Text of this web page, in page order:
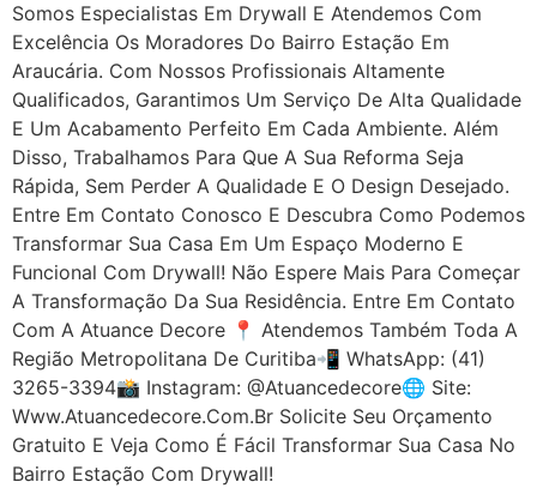
Somos Especialistas Em Drywall E Atendemos Com
Excelência Os Moradores Do Bairro Estação Em
Araucária. Com Nossos Profissionais Altamente
Qualificados, Garantimos Um Serviço De Alta Qualidade
E Um Acabamento Perfeito Em Cada Ambiente. Além
Disso, Trabalhamos Para Que A Sua Reforma Seja
Rápida, Sem Perder A Qualidade E O Design Desejado.
Entre Em Contato Conosco E Descubra Como Podemos
Transformar Sua Casa Em Um Espaço Moderno E
Funcional Com Drywall! Não Espere Mais Para Começar
A Transformação Da Sua Residência. Entre Em Contato
Com A Atuance Decore 📍 Atendemos Também Toda A
Região Metropolitana De Curitiba📲 WhatsApp: (41)
3265-3394📸 Instagram: @atuancedecore🌐 Site:
Www.atuancedecore.com.br Solicite Seu Orçamento
Gratuito E Veja Como É Fácil Transformar Sua Casa No
Bairro Estação Com Drywall!